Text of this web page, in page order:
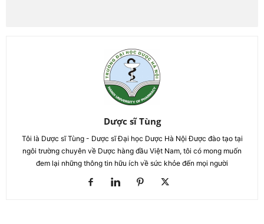
Dược sĩ Tùng
Tôi là Dược sĩ Tùng - Dược sĩ Đại học Dược Hà Nội Được đào tạo tại
ngôi trường chuyên về Dược hàng đầu Việt Nam, tôi có mong muốn
đem lại những thông tin hữu ích về sức khỏe đến mọi người